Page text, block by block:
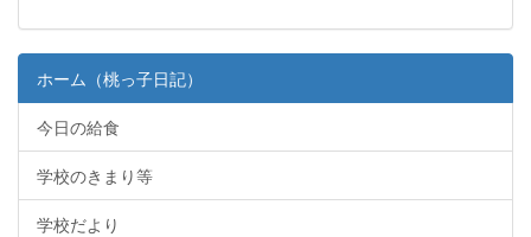
ホーム（桃っ子日記）
今日の給食
学校のきまり等
学校だより